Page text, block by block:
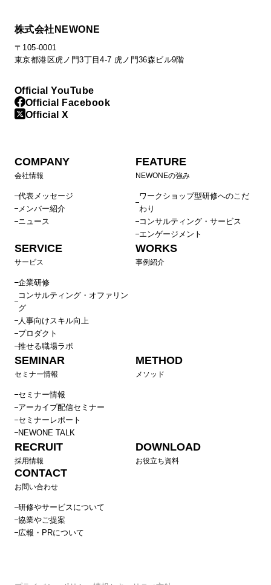
株式会社NEWONE
〒105-0001
東京都港区虎ノ門3丁目4-7 虎ノ門36森ビル9階
Official YouTube
Official Facebook
Official X
COMPANY
会社情報
代表メッセージ
メンバー紹介
ニュース
FEATURE
NEWONEの強み
ワークショップ型研修へのこだ
わり
コンサルティング・サービス
エンゲージメント
SERVICE
サービス
企業研修
コンサルティング・オファリン
グ
人事向けスキル向上
プロダクト
推せる職場ラボ
WORKS
事例紹介
SEMINAR
セミナー情報
セミナー情報
アーカイブ配信セミナー
セミナーレポート
NEWONE TALK
METHOD
メソッド
RECRUIT
採用情報
DOWNLOAD
お役立ち資料
CONTACT
お問い合わせ
研修やサービスについて
協業やご提案
広報・PRについて